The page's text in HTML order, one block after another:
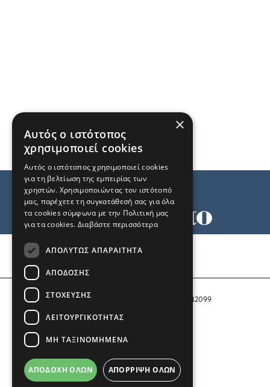
Αριθμός Πιστοποίησης Μ.Η.Τ. 242099
COPYRIGHT © 2026 Το Μανιφέστο
×
Αυτός ο ιστότοπος
χρησιμοποιεί cookies
Αυτός ο ιστότοπος χρησιμοποιεί cookies
για τη βελτίωση της εμπειρίας των
χρηστών. Χρησιμοποιώντας τον ιστότοπό
μας, παρέχετε τη συγκατάθεσή σας για όλα
τα cookies σύμφωνα με την Πολιτική μας
για τα cookies. Διαβάστε περισσότερα
ΑΠΟΛΎΤΩΣ ΑΠΑΡΑΊΤΗΤΑ
ΑΠΌΔΟΣΗΣ
ΣΤΌΧΕΥΣΗΣ
ΛΕΙΤΟΥΡΓΙΚΌΤΗΤΑΣ
ΜΗ ΤΑΞΙΝΟΜΗΜΈΝΑ
ΑΠΟΔΟΧΉ ΌΛΩΝ ΑΠΌΡΡΙΨΗ ΌΛΩΝ